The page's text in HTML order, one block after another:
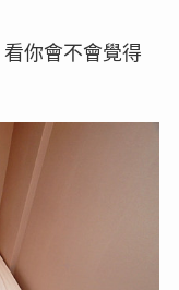
你會不會覺得